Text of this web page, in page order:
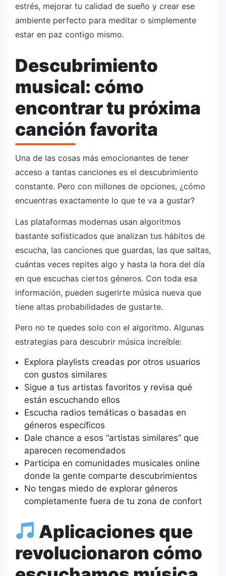
estrés, mejorar tu calidad de sueño y crear ese
ambiente perfecto para meditar o simplemente
estar en paz contigo mismo.
Descubrimiento
musical: cómo
encontrar tu próxima
canción favorita
Una de las cosas más emocionantes de tener
acceso a tantas canciones es el descubrimiento
constante. Pero con millones de opciones, ¿cómo
encuentras exactamente lo que te va a gustar?
Las plataformas modernas usan algoritmos
bastante sofisticados que analizan tus hábitos de
escucha, las canciones que guardas, las que saltas,
cuántas veces repites algo y hasta la hora del día
en que escuchas ciertos géneros. Con toda esa
información, pueden sugerirte música nueva que
tiene altas probabilidades de gustarte.
Pero no te quedes solo con el algoritmo. Algunas
estrategias para descubrir música increíble:
Explora playlists creadas por otros usuarios
con gustos similares
Sigue a tus artistas favoritos y revisa qué
están escuchando ellos
Escucha radios temáticas o basadas en
géneros específicos
Dale chance a esos “artistas similares” que
aparecen recomendados
Participa en comunidades musicales online
donde la gente comparte descubrimientos
No tengas miedo de explorar géneros
completamente fuera de tu zona de confort
Aplicaciones que
revolucionaron cómo